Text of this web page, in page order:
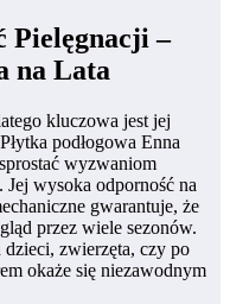
Pielęgnacji –
na Lata
kluczowa jest jej
podłogowa Enna
wyzwaniom
wysoka odporność na
gwarantuje, że
przez wiele sezonów.
zwierzęta, czy po
okaże się niezawodnym